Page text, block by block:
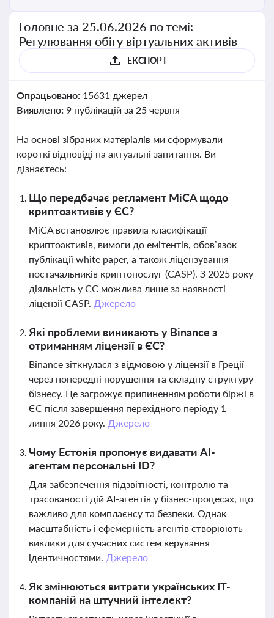
Головне за 25.06.2026 по темі:
Регулювання обігу віртуальних активів
ЕКСПОРТ
Опрацьовано: 15631 джерел
Виявлено: 9 публікацій за 25 червня
На основі зібраних матеріалів ми сформували
короткі відповіді на актуальні запитання. Ви
дізнаєтесь:
Що передбачає регламент MiCA щодо
криптоактивів у ЄС?
MiCA встановлює правила класифікації
криптоактивів, вимоги до емітентів, обов’язок
публікації white paper, а також ліцензування
постачальників криптопослуг (CASP). З 2025 року
діяльність у ЄС можлива лише за наявності
ліцензії CASP. Джерело
Які проблеми виникають у Binance з
отриманням ліцензії в ЄС?
Binance зіткнулася з відмовою у ліцензії в Греції
через попередні порушення та складну структуру
бізнесу. Це загрожує припиненням роботи біржі в
ЄС після завершення перехідного періоду 1
липня 2026 року. Джерело
Чому Естонія пропонує видавати AI-
агентам персональні ID?
Для забезпечення підзвітності, контролю та
трасованості дій AI-агентів у бізнес-процесах, що
важливо для комплаєнсу та безпеки. Однак
масштабність і ефемерність агентів створюють
виклики для сучасних систем керування
ідентичностями. Джерело
Як змінюються витрати українських ІТ-
компаній на штучний інтелект?